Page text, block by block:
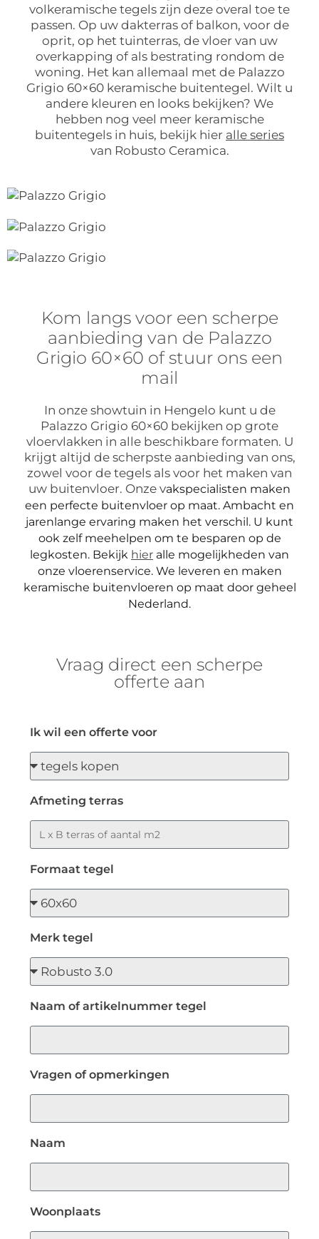
volkeramische tegels zijn deze overal toe te
passen. Op uw dakterras of balkon, voor de
oprit, op het tuinterras, de vloer van uw
overkapping of als bestrating rondom de
woning. Het kan allemaal met de Palazzo
Grigio 60×60 keramische buitentegel. Wilt u
andere kleuren en looks bekijken? We
hebben nog veel meer keramische
buitentegels in huis, bekijk hier alle series
van Robusto Ceramica.
Kom langs voor een scherpe
aanbieding van de Palazzo
Grigio 60×60 of stuur ons een
mail
In onze showtuin in Hengelo kunt u de
Palazzo Grigio 60×60 bekijken op grote
vloervlakken in alle beschikbare formaten. U
krijgt altijd de scherpste aanbieding van ons,
zowel voor de tegels als voor het maken van
uw buitenvloer. Onze vakspecialisten maken
een perfecte buitenvloer op maat. Ambacht en
jarenlange ervaring maken het verschil. U kunt
ook zelf meehelpen om te besparen op de
legkosten. Bekijk hier alle mogelijkheden van
onze vloerenservice. We leveren en maken
keramische buitenvloeren op maat door geheel
Nederland.
Vraag direct een scherpe
offerte aan
Ik wil een offerte voor
Afmeting terras
Formaat tegel
Merk tegel
Naam of artikelnummer tegel
Vragen of opmerkingen
Naam
Woonplaats